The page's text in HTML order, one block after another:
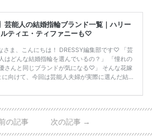
芸能人の結婚指輪ブランド一覧｜ハリー
ティエ・ティファニーも♡
さま、こんにちは！ DRESSY編集部です♡ 「芸
はどんな結婚指輪を選んでいるの？」 「憧れの
さんと同じブランドが気になる♡」 そんな花嫁
に向けて、今回は芸能人夫婦が実際に選んだ結婚
ィンストンやカルティエ、ティファニーなど世界
で人気のブランドまで幅広くご紹介。 さらに、
用している芸能人夫婦 ・リングの特徴や魅力 ・
の記事 次の記事 →